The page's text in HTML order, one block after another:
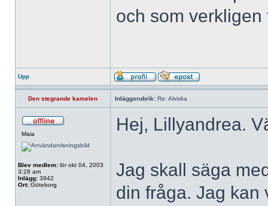
och som
Upp
Den stegrande kamelen Inläggsrubrik: Re: Alviska
Maia
Blev medlem: lör okt 04, 2003
3:28 am
Inlägg: 3942
Ort: Göteborg
Hej, Lillyandrea.
Jag skall säga
din fråga. Jag kan